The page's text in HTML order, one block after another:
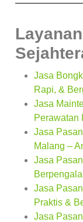
Jasa
Rapi, &
Jasa
Perawatan
Jasa
Malang –
Jasa
Jasa
Praktis &
Jasa